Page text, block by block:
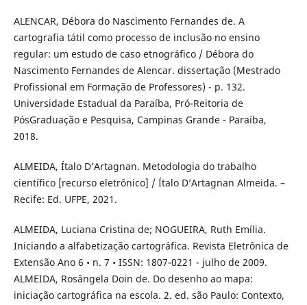
ALENCAR, Débora do Nascimento Fernandes de. A
cartografia tátil como processo de inclusão no ensino
regular: um estudo de caso etnográfico / Débora do
Nascimento Fernandes de Alencar. dissertação (Mestrado
Profissional em Formação de Professores) - p. 132.
Universidade Estadual da Paraíba, Pró-Reitoria de
PósGraduação e Pesquisa, Campinas Grande - Paraíba,
2018.
ALMEIDA, Ítalo D’Artagnan. Metodologia do trabalho
científico [recurso eletrônico] / Ítalo D’Artagnan Almeida. –
Recife: Ed. UFPE, 2021.
ALMEIDA, Luciana Cristina de; NOGUEIRA, Ruth Emília.
Iniciando a alfabetização cartográfica. Revista Eletrônica de
Extensão Ano 6 • n. 7 • ISSN: 1807-0221 - julho de 2009.
ALMEIDA, Rosângela Doin de. Do desenho ao mapa:
iniciação cartográfica na escola. 2. ed. são Paulo: Contexto,